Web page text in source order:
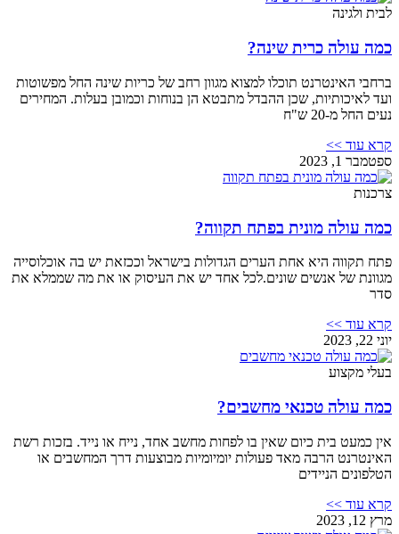
לבית ולגינה
כמה עולה כרית שינה?
ברחבי האינטרנט תוכלו למצוא מגוון רחב של כריות שינה החל מפשוטות
ועד לאיכותיות, שכן ההבדל מתבטא הן בנוחות וכמובן בעלות. המחירים
נעים החל מ-20 ש"ח
קרא עוד >>
ספטמבר 1, 2023
צרכנות
כמה עולה מונית בפתח תקווה?
פתח תקווה היא אחת הערים הגדולות בישראל וככזאת יש בה אוכלוסייה
מגוונת של אנשים שונים.לכל אחד יש את העיסוק או את מה שממלא את
סדר
קרא עוד >>
יוני 22, 2023
בעלי מקצוע
כמה עולה טכנאי מחשבים?
אין כמעט בית כיום שאין בו לפחות מחשב אחד, נייח או נייד. בזכות רשת
האינטרנט הרבה מאד פעולות יומיומיות מבוצעות דרך המחשבים או
הטלפונים הניידים
קרא עוד >>
מרץ 12, 2023